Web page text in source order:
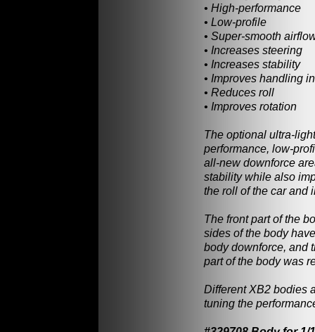
• High-performance
• Low-profile
• Super-smooth
• Increases steering
• Increases stability
• Improves handling
• Reduces roll
• Improves rotation
The optional ultra-
performance, low-
all-new downforce
stability while also
the roll of the car and
The front part of the
sides of the body
body downforce, and
part of the body was
Different XB2 bodies
tuning the